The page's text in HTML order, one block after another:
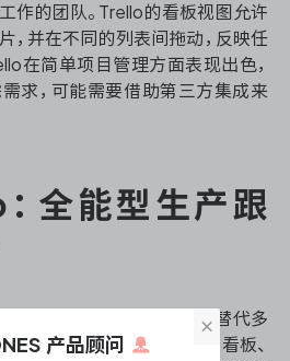
作的团队。Trello的看板视图允许
，并在不同的列表间拖动，反映任
在简单项目管理方面表现出色，
求，可能需要借助第三方集成来
全能型生产跟
生产跟踪系统工具，旨在替代多
了多种视图选项，如列表、看板、
×
产品顾问